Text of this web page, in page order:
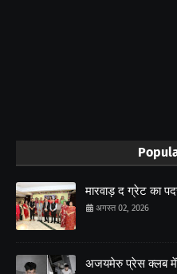
मारवाड़ द ग्रेट का
अगस्त 02, 2026
अजयमेरु प्रेस क्लब में